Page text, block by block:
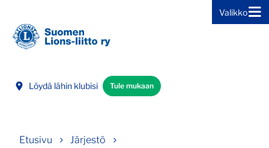
Valikko
Löydä lähin klubisi Tule mukaan
Etusivu
Järjestö